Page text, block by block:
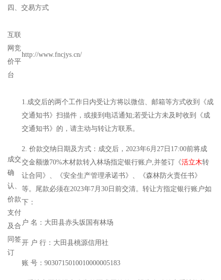
四、交易方式
互联
网竞
价平
台
http://www.fncjys.cn/
成交
确
认、
价款
支付
及合
同签
订
1.成交后的两个工作日内受让方将以微信、邮箱等方式收到《成
交通知书》扫描件，或接到电话通知;若受让方未及时收到《成
交通知书》的，请主动与转让方联系。
2. 价款交纳日期及方式：成交后，2023年6月27日17:00前将成
交金额缴70%木材款转入林场指定银行账户,并签订《活立木转
让合同》、《安全生产管理承诺书》、《森林防火责任书》
等。尾款必须在2023年7月30日前交清。转让方指定银行账户如
下：
户 名：大田县赤头坂国有林场
开 户 行：大田县桃源信用社
账 号：9030715010010000005183